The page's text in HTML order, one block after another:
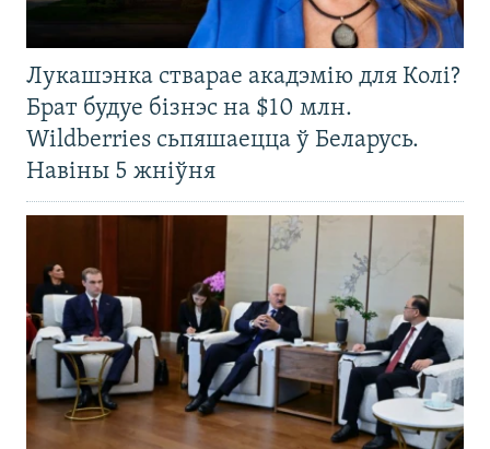
Лукашэнка стварае акадэмію для Колі?
Брат будуе бізнэс на $10 млн.
Wildberries сьпяшаецца ў Беларусь.
Навіны 5 жніўня